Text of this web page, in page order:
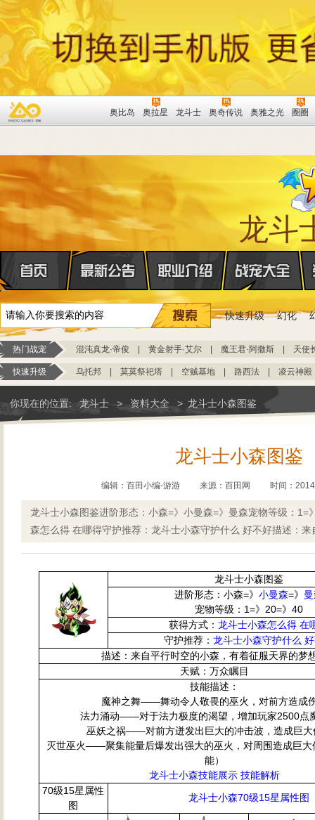
奥比岛 奥拉星 龙斗士 奥奇传说 奥雅之光 圈圈
龙斗
快速升级 幻化
热门战宠 混沌真龙·帝俊 黄金射手·艾尔 魔王君·阿撒斯 天使
快速升级 乌托邦 莫莫祭祀塔 空贼基地 路西法 凌云神殿
你现在的位置: 龙斗士 > 资料大全 > 龙斗士小森图鉴
龙斗士小森图鉴
编辑：百田小编-游游 来源： 百田网 时间：
龙斗士小森图鉴进阶形态：小森=》小曼森=》曼森宠物等级：1=
森怎么得 在哪得守护推荐：龙斗士小森守护什么 好不好描述：来
龙斗士小森图鉴
进阶形态：小森=》 小曼森=》
宠物等级：1=》20=》40
获得方式： 龙斗士小森怎么得 在
守护推荐： 龙斗士小森守护什么
描述：来自平行时空的小森，有着征服天界的梦
天赋：万众瞩目
技能描述：
魔神之舞——舞动令人敬畏的巫火，对前方造成
法力涌动——对于法力极度的渴望，增加玩家2500点
巫妖之祸——对前方迸发出巨大的冲击波，造成巨大
灭世巫火——聚集能量后爆发出强大的巫火，对周围造成巨大
能）
龙斗士小森技能展示 技能解析
70级15星属性
图
龙斗士小森70级15星属性图